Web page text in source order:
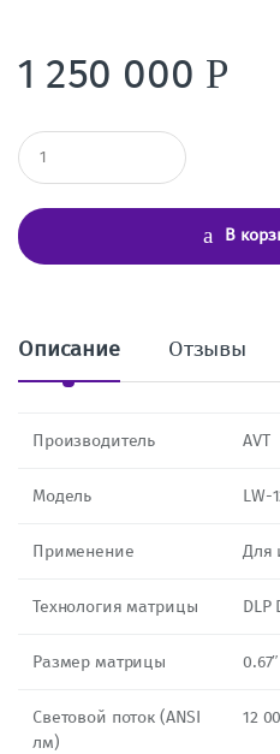
1 250 000 Р
К
о
ч
е
В
Описание Отзывы
Производитель AVT
Модель LW-
Применение Для
Технология матрицы DLP
Размер матрицы 0.67″
Световой поток (ANSI
лм)
12